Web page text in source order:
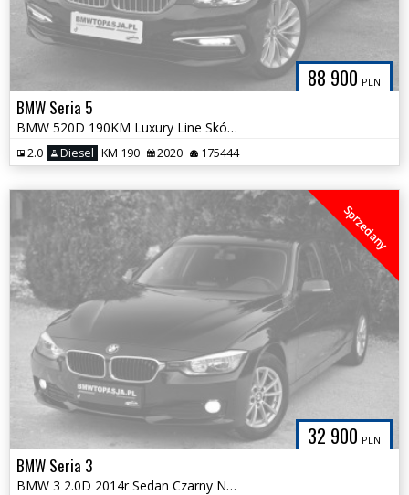
88 900 PLN
BMW Seria 5
BMW 520D 190KM Luxury Line Skóra Licznik FULL LED Hak Tylko 175 tys km
2.0 Diesel KM 190 2020 175444
32 900 PLN
Sprzedany
BMW Seria 3
BMW 3 2.0D 2014r Sedan Czarny NOWY ROZRZĄD Serwis ASO BMW Śliczna